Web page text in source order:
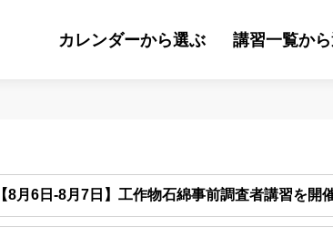
カレンダーから選ぶ 講習一覧か
【8月6日-8月7日】工作物石綿事前調査者講習を開